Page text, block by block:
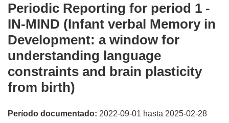
Periodic Reporting for period 1 -
IN-MIND (Infant verbal Memory in
Development: a window for
understanding language
constraints and brain plasticity
from birth)
Período documentado: 2022-09-01 hasta 2025-02-28